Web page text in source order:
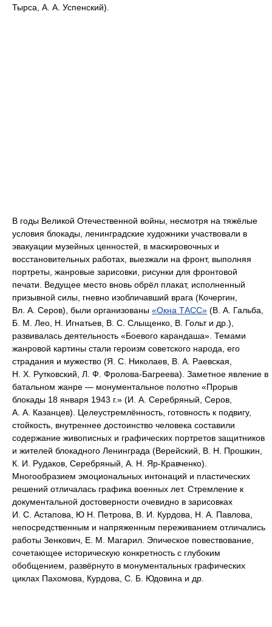
Тырса, А. А. Успенский).
В годы Великой Отечественной войны, несмотря на тяжёлые
условия блокады, ленинградские художники участвовали в
эвакуации музейных ценностей, в маскировочных и
восстановительных работах, выезжали на фронт, выполняя
портреты, жанровые зарисовки, рисунки для фронтовой
печати. Ведущее место вновь обрёл плакат, исполненный
призывной силы, гневно изобличавший врага (Кочергин,
Вл. А. Серов), были организованы «Окна ТАСС» (В. А. Гальба,
Б. М. Лео, Н. Игнатьев, В. С. Слыщенко, В. Гольт и др.),
развивалась деятельность «Боевого карандаша». Темами
жанровой картины стали героизм советского народа, его
страдания и мужество (Я. С. Николаев, В. А. Раевская,
Н. Х. Рутковский, Л. Ф. Фролова-Багреева). Заметное явление в
батальном жанре — монументальное полотно «Прорыв
блокады 18 января 1943 г.» (И. А. Серебряный, Серов,
А. А. Казанцев). Целеустремлённость, готовность к подвигу,
стойкость, внутреннее достоинство человека составили
содержание живописных и графических портретов защитников
и жителей блокадного Ленинграда (Верейский, В. Н. Прошкин,
К. И. Рудаков, Серебряный, А. Н. Яр-Кравченко).
Многообразием эмоциональных интонаций и пластических
решений отличалась графика военных лет. Стремление к
документальной достоверности очевидно в зарисовках
И. С. Астапова, Ю Н. Петрова, В. И. Курдова, Н. А. Павлова,
непосредственным и напряженным переживанием отличались
работы Зенкович, Е. М. Магарил. Эпическое повествование,
сочетающее историческую конкретность с глубоким
обобщением, развёрнуто в монументальных графических
циклах Пахомова, Курдова, С. Б. Юдовина и др.